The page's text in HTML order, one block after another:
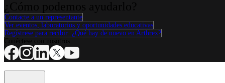
Contacte a un representante
Ver eventos, laboratorios y oportunidades educativas
Regístrese para recibir: ¿Qué hay de nuevo en Arthrex?